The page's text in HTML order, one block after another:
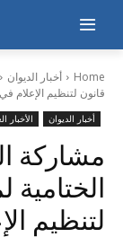
Home أخبار الديوان
قانون لتنظيم الإعلام في
أخبار الديوان الأخبار
مشاركة
لتنظيم